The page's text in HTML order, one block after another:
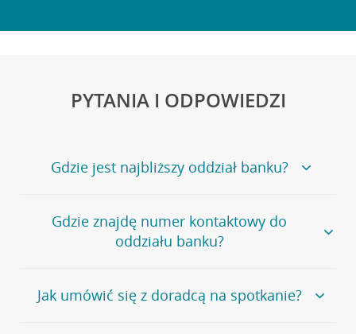
PYTANIA I ODPOWIEDZI
Gdzie jest najbliższy oddział banku?
Jeśli szukasz oddziału naszego banku, zapraszamy na
stronęPlacówki i bankomaty, na której znajduje się
wygodna wyszukiwarka.
oddziałów
Gdzie znajdę numer kontaktowy do
oddziału banku?
Bank Credit Agricole nie udostępnia ogólnego numeru
telefonu do placówki bankowej.
Jak umówić się z doradcą na spotkanie?